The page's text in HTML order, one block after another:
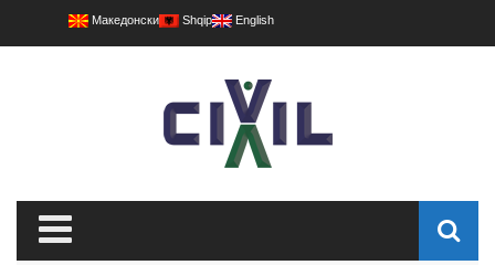
Македонски Shqip English